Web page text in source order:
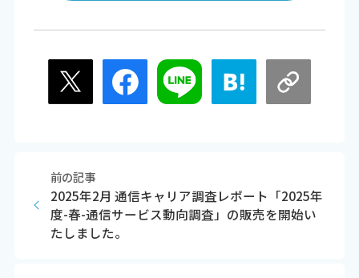
前の記事
2025年2月 通信キャリア調査レポート「2025年
度-春-通信サービス動向調査」の販売を開始い
たしました。